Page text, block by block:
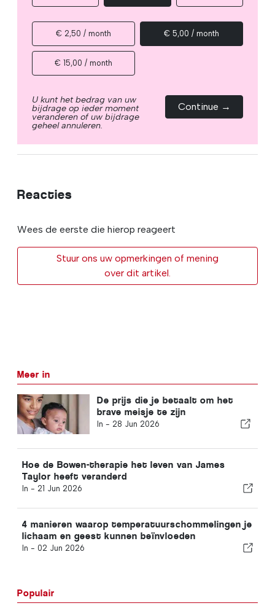
€ 2,50 / month € 5,00 / month
€ 15,00 / month
U kunt het bedrag van uw
bijdrage op ieder moment
veranderen of uw bijdrage
geheel annuleren.
Continue →
Reacties
Wees de eerste die hierop reageert
Stuur ons uw opmerkingen of mening
over dit artikel.
Meer in
De prijs die je betaalt om het
brave meisje te zijn
In - 28 Jun 2026
Hoe de Bowen-therapie het leven van James
Taylor heeft veranderd
In - 21 Jun 2026
4 manieren waarop temperatuurschommelingen je
lichaam en geest kunnen beïnvloeden
In - 02 Jun 2026
Populair